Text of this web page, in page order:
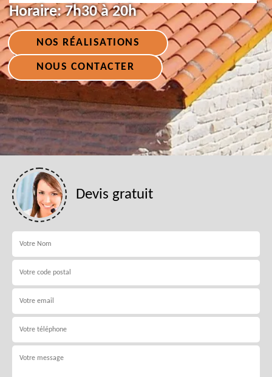
Horaire:7h30 à 20h
NOS RÉALISATIONS
NOUS CONTACTER
Devis gratuit